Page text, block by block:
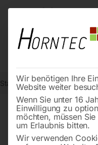
Start Schweisstechnologie
Wir benötigen Ihre
Website weiter
Wenn Sie unter 16
Einwilligung zu
möchten, müssen
um Erlaubnis bitten.
Wir verwenden